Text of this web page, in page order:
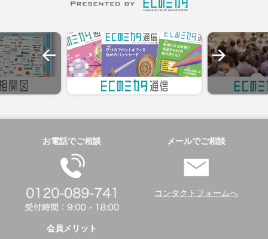
お電話でご相談 メールでご相談
コンタクトフォームへ
会員メリット